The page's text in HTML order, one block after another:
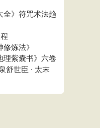
全》符咒术法趋
炼法》
理紫囊书》六卷
舒世臣 · 太末